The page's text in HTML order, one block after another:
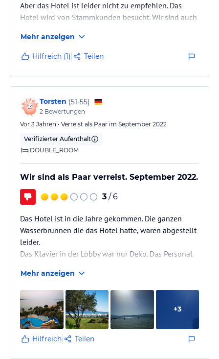
Aber das Hotel ist leider nicht zu empfehlen. Das
Hotel wird von Stammkunden besucht. Wir sind auch
haben gesagt, dass sich das Hotel verschlechtert
hätte. Von Hygiene kann nicht gesprochen werden.
Die Toiletten sahen fürchterlich aus- Anmerken muss
man hier aber, dass die Gäste auch keine saubere
Nutzung vorgenommen haben.
Das Essen an der Strandbar wiederholte sich. Im…
Mehr anzeigen
Hilfreich (1) Teilen
Torsten (51-55)
2 Bewertungen
Vor 3 Jahren • Verreist als Paar im September 2022
Verifizierter Aufenthalt
DOUBLE_ROOM
Wir sind als Paar verreist. September 2022.
3 / 6
Das Hotel ist in die Jahre gekommen. Die ganzen
Wasserbrunnen die das Hotel hatte, waren abgestellt
leider.
Das Klavier in der Lobby war nur Deko. Das Personal
Kollegen neben ihm waren mit Handy beschäftigt.
Mehr anzeigen
+3
Hilfreich Teilen